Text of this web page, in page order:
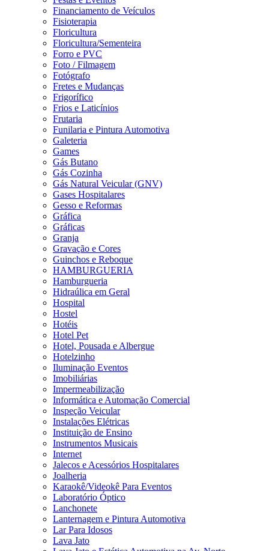
Financiamento de Veículos
Fisioterapia
Floricultura
Floricultura/Sementeira
Forro e PVC
Foto / Filmagem
Fotógrafo
Fretes e Mudanças
Frigorífico
Frios e Laticínios
Frutaria
Funilaria e Pintura Automotiva
Galeteria
Games
Gás Butano
Gás Cozinha
Gás Natural Veicular (GNV)
Gases Hospitalares
Gesso e Reformas
Gráfica
Gráficas
Granja
Gravação e Cores
Guinchos e Reboque
HAMBURGUERIA
Hamburgueria
Hidraúlica em Geral
Hospital
Hostel
Hotéis
Hotel Pet
Hotel, Pousada e Albergue
Hotelzinho
Iluminação Eventos
Imobiliárias
Impermeabilização
Informática e Automação Comercial
Inspeção Veicular
Instalações Elétricas
Instituição de Ensino
Instrumentos Musicais
Internet
Jalecos e Acessórios Hospitalares
Joalheria
Karaokê/Videokê Para Eventos
Laboratório Óptico
Lanchonete
Lanternagem e Pintura Automotiva
Lar Para Idosos
Lava Jato